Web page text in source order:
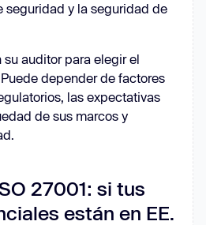
seguridad y la seguridad de
auditor para elegir el
depender de factores
las expectativas
de sus marcos y
27001: si tus
están en EE.